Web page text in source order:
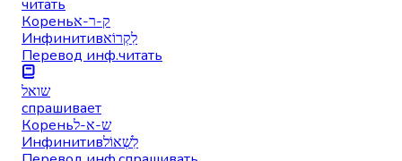
читать
Кореньק-ר-א
Инфинитивלִקְרוֹא
Перевод инф.читать
שואל
спрашивает
Кореньש-א-ל
Инфинитивלִשְׁאוֹל